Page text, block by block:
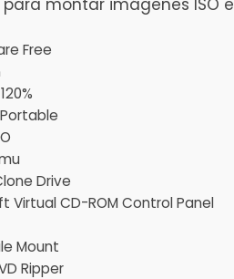
Free
Drive
Virtual CD-ROM Control Panel
Mount
Ripper